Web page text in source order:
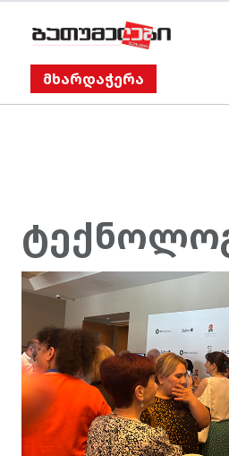
მხარდაჭერა